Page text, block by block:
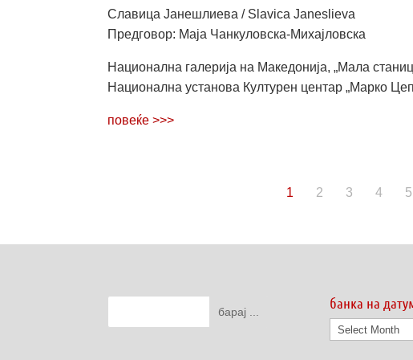
Славица Јанешлиева / Slavica Janeslieva
Предговор: Маја Чанкуловска-Михајловска
Национална галерија на Македонија, „Мала
Национална установа Културен центар „Марко
повеќе >>>
1 2 3 4 5
банка на
банка